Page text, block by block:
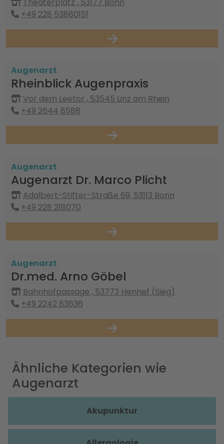
+49 228 53880151
Augenarzt
Rheinblick Augenpraxis
Vor dem Leetor , 53545 Linz am Rhein
+49 2644 8588
Augenarzt
Augenarzt Dr. Marco Plicht
Adalbert-Stifter-Straße 69, 53113 Bonn
+49 228 218070
Augenarzt
Dr.med. Arno Göbel
Bahnhofpassage , 53773 Hennef (Sieg)
+49 2242 83636
Ähnliche Kategorien wie
Augenarzt
Akupunktur